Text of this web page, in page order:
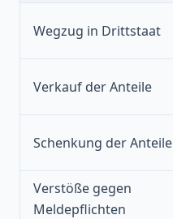
Wegzug in Drittstaat
Verkauf der Anteile
Schenkung der Anteile
Verstöße gegen
Meldepflichten